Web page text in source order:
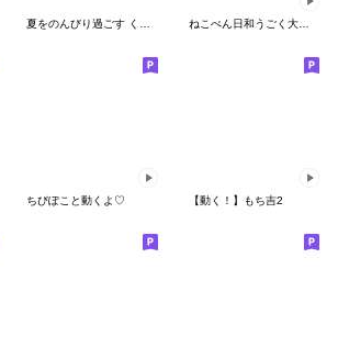
ねこぺん日和うごく大人可愛いスタンプ
ちびぽこと動くよ♡ 【動く！】もち吉2